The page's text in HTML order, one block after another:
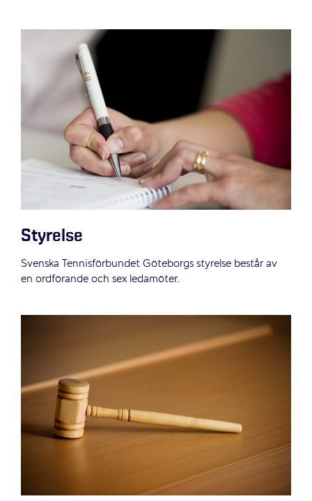
Styrelse
Svenska Tennisförbundet Göteborgs styrelse består av
en ordförande och sex ledamöter.